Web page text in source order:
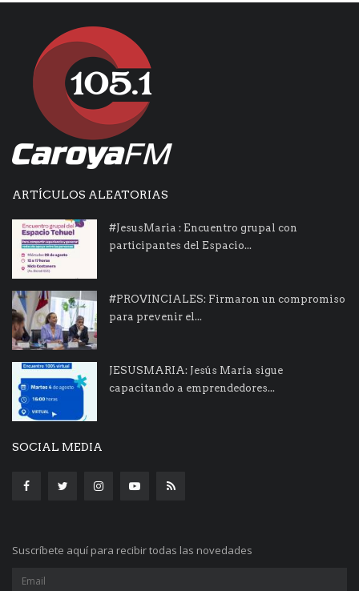
ARTÍCULOS ALEATORIAS
#JesusMaria : Encuentro grupal con
participantes del Espacio...
#PROVINCIALES: Firmaron un compromiso
para prevenir el...
JESUSMARIA: Jesús María sigue
capacitando a emprendedores...
SOCIAL MEDIA
Suscríbete aquí para recibir todas las novedades